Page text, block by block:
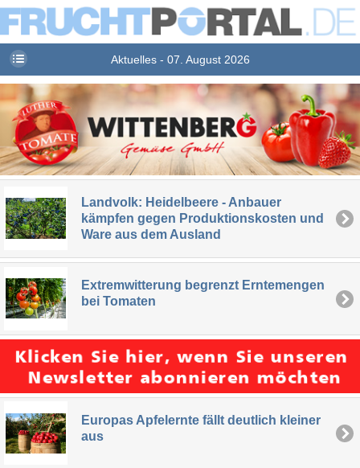
Aktuelles - 07. August 2026
Landvolk: Heidelbeere - Anbauer
kämpfen gegen Produktionskosten und
Ware aus dem Ausland
Extremwitterung begrenzt Erntemengen
bei Tomaten
Europas Apfelernte fällt deutlich kleiner
aus